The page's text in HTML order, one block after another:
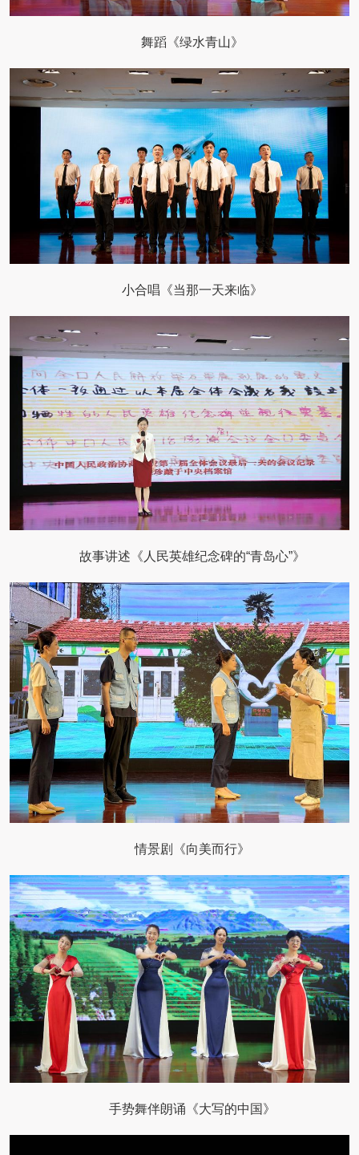
舞蹈《绿水青山》
小合唱《当那一天来临》
故事讲述《人民英雄纪念碑的“青岛心”》
情景剧《向美而行》
手势舞伴朗诵《大写的中国》